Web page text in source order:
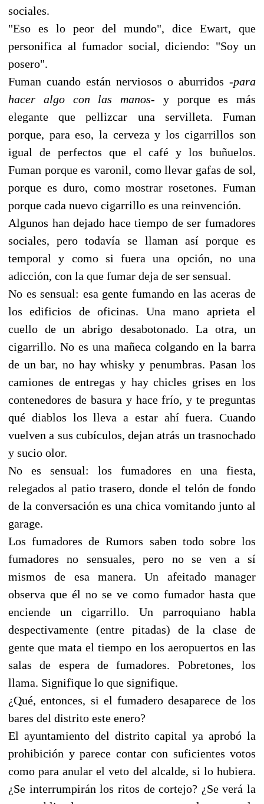
sociales.
"Eso es lo peor del mundo", dice Ewart, que
personifica al fumador social, diciendo: "Soy un
posero".
Fuman cuando están nerviosos o aburridos -para
hacer algo con las manos- y porque es más
elegante que pellizcar una servilleta. Fuman
porque, para eso, la cerveza y los cigarrillos son
igual de perfectos que el café y los buñuelos.
Fuman porque es varonil, como llevar gafas de sol,
porque es duro, como mostrar rosetones. Fuman
porque cada nuevo cigarrillo es una reinvención.
Algunos han dejado hace tiempo de ser fumadores
sociales, pero todavía se llaman así porque es
temporal y como si fuera una opción, no una
adicción, con la que fumar deja de ser sensual.
No es sensual: esa gente fumando en las aceras de
los edificios de oficinas. Una mano aprieta el
cuello de un abrigo desabotonado. La otra, un
cigarrillo. No es una mañeca colgando en la barra
de un bar, no hay whisky y penumbras. Pasan los
camiones de entregas y hay chicles grises en los
contenedores de basura y hace frío, y te preguntas
qué diablos los lleva a estar ahí fuera. Cuando
vuelven a sus cubículos, dejan atrás un trasnochado
y sucio olor.
No es sensual: los fumadores en una fiesta,
relegados al patio trasero, donde el telón de fondo
de la conversación es una chica vomitando junto al
garage.
Los fumadores de Rumors saben todo sobre los
fumadores no sensuales, pero no se ven a sí
mismos de esa manera. Un afeitado manager
observa que él no se ve como fumador hasta que
enciende un cigarrillo. Un parroquiano habla
despectivamente (entre pitadas) de la clase de
gente que mata el tiempo en los aeropuertos en las
salas de espera de fumadores. Pobretones, los
llama. Signifique lo que signifique.
¿Qué, entonces, si el fumadero desaparece de los
bares del distrito este enero?
El ayuntamiento del distrito capital ya aprobó la
prohibición y parece contar con suficientes votos
como para anular el veto del alcalde, si lo hubiera.
¿Se interrumpirán los ritos de cortejo? ¿Se verá la